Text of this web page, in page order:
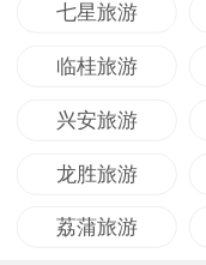
七星旅游
临桂旅游
兴安旅游
龙胜旅游
荔蒲旅游